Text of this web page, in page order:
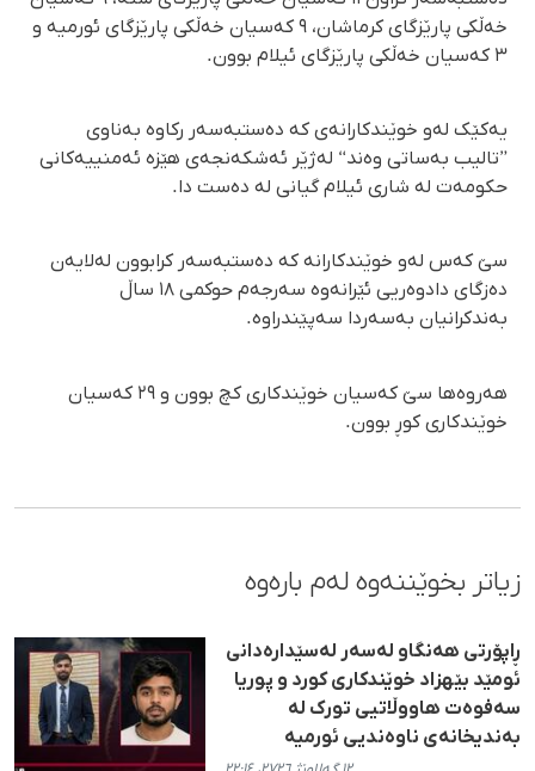
خەڵکی پارێزگای کرماشان، ٩ کەسیان خەڵکی پارێزگای ئورمیە و
٣ کەسیان خەڵکی پارێزگای ئیلام بوون.
یەکێک لەو خوێندکارانەی کە دەستبەسەر رکاوە بەناوی
”تالیب بەساتی وەند“ لەژێر ئەشکەنجەی هێزە ئەمنییەکانی
حکومەت لە شاری ئیلام گیانی لە دەست دا.
سێ کەس لەو خوێندکارانە کە دەستبەسەر کرابوون لەلایەن
دەزگای دادوەریی ئێرانەوە سەرجەم حوکمی ١٨ ساڵ
بەندکرانیان بەسەردا سەپێندراوە.
هەروەها سێ کەسیان خوێندکاری کچ بوون و ٢٩ کەسیان
خوێندکاری کوڕ بوون.
زیاتر بخوێننەوە لەم بارەوە
ڕاپۆرتی هەنگاو لەسەر لەسێدارەدانی
ئومێد بێهزاد خوێندکاری کورد و پوریا
سەفوەت هاووڵاتیی تورک لە
بەندیخانەی ناوەندیی ئورمیە